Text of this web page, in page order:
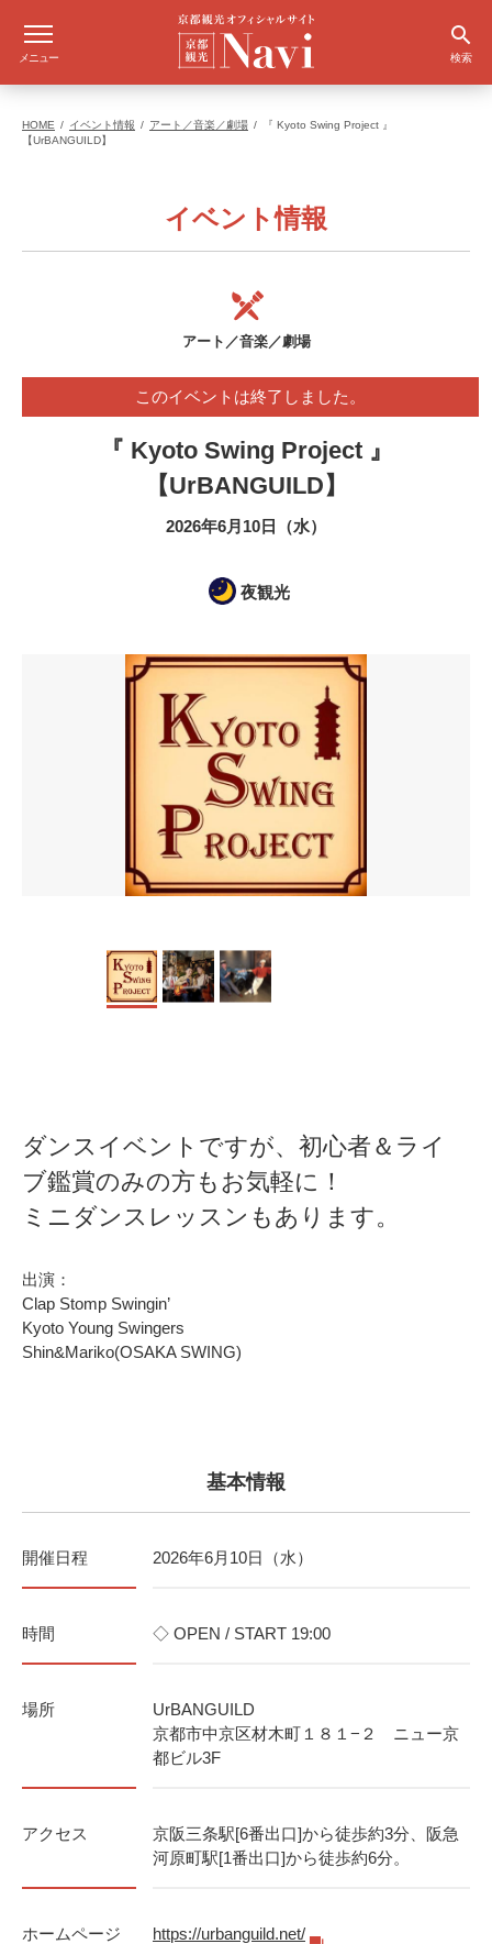
メニュー 検索
HOME イベント情報 アート／音楽／劇場
『 Kyoto Swing Project 』
【UrBANGUILD】
イベント情報
アート／音楽／劇場
このイベントは終了しました。
『 Kyoto Swing Project 』
【UrBANGUILD】
2026年6月10日（水）
夜観光
ダンスイベントですが、初心者＆ライ
ブ鑑賞のみの方もお気軽に！
ミニダンスレッスンもあります。
出演：
Clap Stomp Swingin’
Kyoto Young Swingers
Shin&Mariko(OSAKA SWING)
基本情報
開催日程 2026年6月10日（水）
時間 ◇ OPEN / START 19:00
場所
UrBANGUILD
京都市中京区材木町１８１−２ ニュー京
都ビル3F
アクセス
京阪三条駅[6番出口]から徒歩約3分、阪急
河原町駅[1番出口]から徒歩約6分。
ホームページ
https://urbanguild.net/